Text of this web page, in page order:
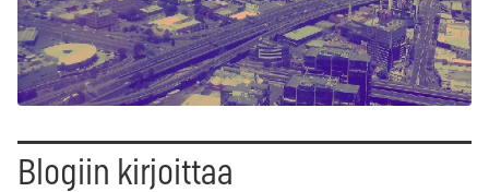
Blogiin kirjoittaa